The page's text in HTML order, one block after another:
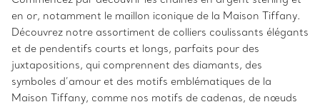
en or, notamment le maillon iconique de la Maison Tiffany.
Découvrez notre assortiment de colliers coulissants élégants
et de pendentifs courts et longs, parfaits pour des
juxtapositions, qui comprennent des diamants, des
symboles d’amour et des motifs emblématiques de la
Maison Tiffany, comme nos motifs de cadenas, de nœuds